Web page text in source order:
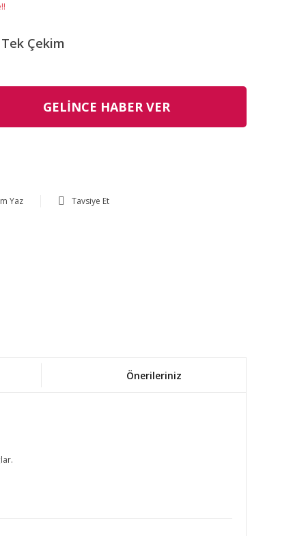
Tek Çekim
GELİNCE HABER VER
Yaz Tavsiye Et
Önerileriniz